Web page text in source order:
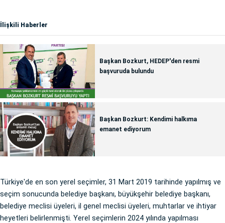
İlişkili Haberler
Başkan Bozkurt, HEDEP'den resmi
başvuruda bulundu
Başkan Bozkurt: Kendimi halkıma
emanet ediyorum
Türkiye'de en son yerel seçimler, 31 Mart 2019 tarihinde yapılmış ve
seçim sonucunda belediye başkanı, büyükşehir belediye başkanı,
belediye meclisi üyeleri, il genel meclisi üyeleri, muhtarlar ve ihtiyar
heyetleri belirlenmişti. Yerel seçimlerin 2024 yılında yapılması